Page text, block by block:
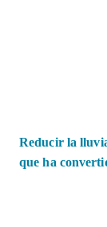
Reducir la
que ha